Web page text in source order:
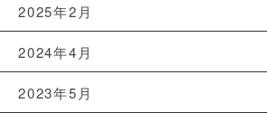
2025年2月
2024年4月
2023年5月